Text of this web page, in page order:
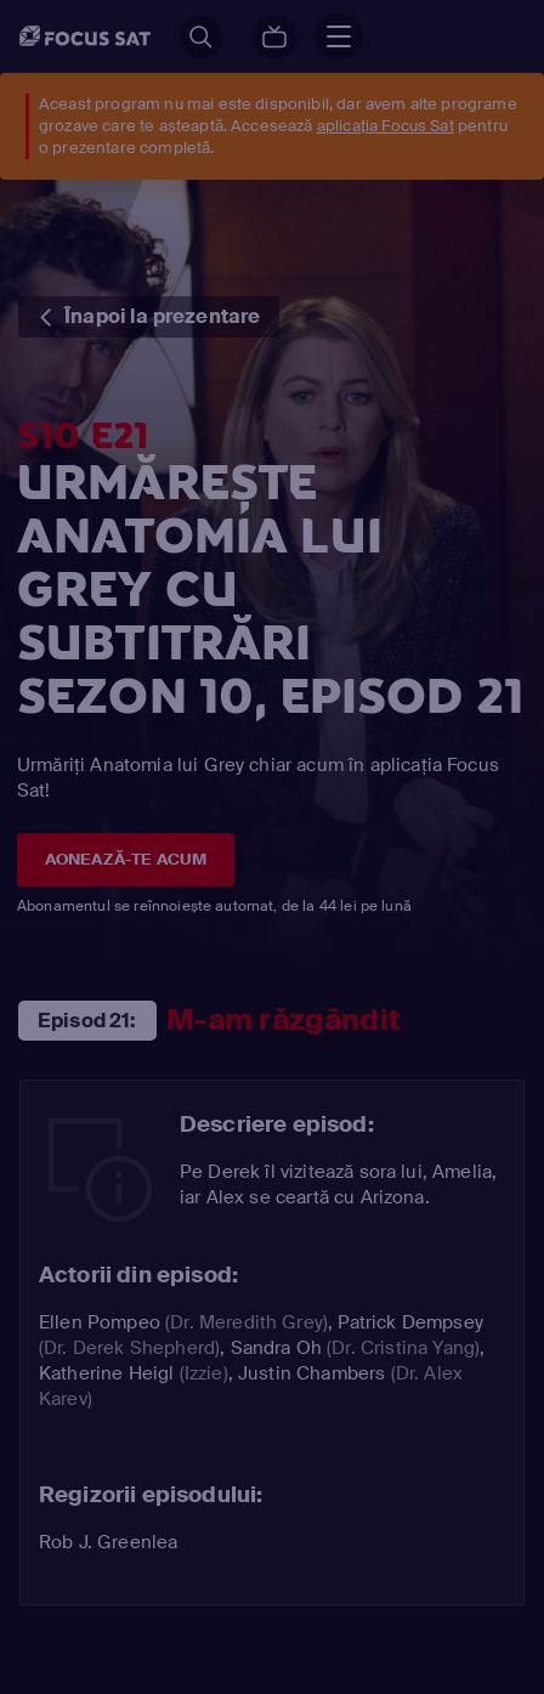
Aceast program nu mai este disponibil, dar avem alte programe
grozave care te așteaptă. Accesează aplicația Focus Satpentru
o prezentare completă.
Înapoi la prezentare
S10 E21
URMĂREȘTE
ANATOMIA LUI
GREY CU
SUBTITRĂRI
SEZON 10, EPISOD 21
Urmăriți Anatomia lui Grey chiar acum în aplicația Focus
Sat!
AONEAZĂ-TE ACUM
Abonamentul se reînnoiește automat, de la 44 lei pe lună
Episod 21: M-am răzgândit
Descriere episod:
Pe Derek îl vizitează sora lui, Amelia,
iar Alex se ceartă cu Arizona.
Actorii din episod:
Ellen Pompeo(Dr. Meredith Grey), Patrick Dempsey
(Dr. Derek Shepherd), Sandra Oh (Dr. Cristina Yang),
Katherine Heigl (Izzie),Justin Chambers (Dr. Alex
Karev)
Regizorii episodului:
Rob J. Greenlea